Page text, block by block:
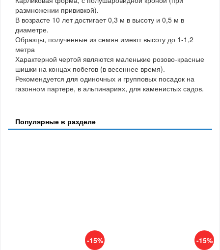
размножении прививкой).
В возрасте 10 лет достигает 0,3 м в высоту и 0,5 м в
диаметре.
Образцы, полученные из семян имеют высоту до 1-1,2
метра
Характерной чертой являются маленькие розово-красные
шишки на концах побегов (в весеннее время).
Рекомендуется для одиночных и групповых посадок на
газонном партере, в альпинариях, для каменистых садов.
Популярные в разделе
-15% -15%